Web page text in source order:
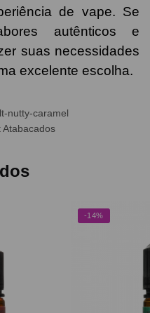
de vape. Se
autênticos e
suas necessidades
excelente escolha.
nutty-caramel
Atabacados
-14%